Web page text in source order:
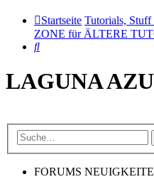
Startseite Tutorials,
ZONE für ÄLTERE
Suche
LAGUNA
FORUMS